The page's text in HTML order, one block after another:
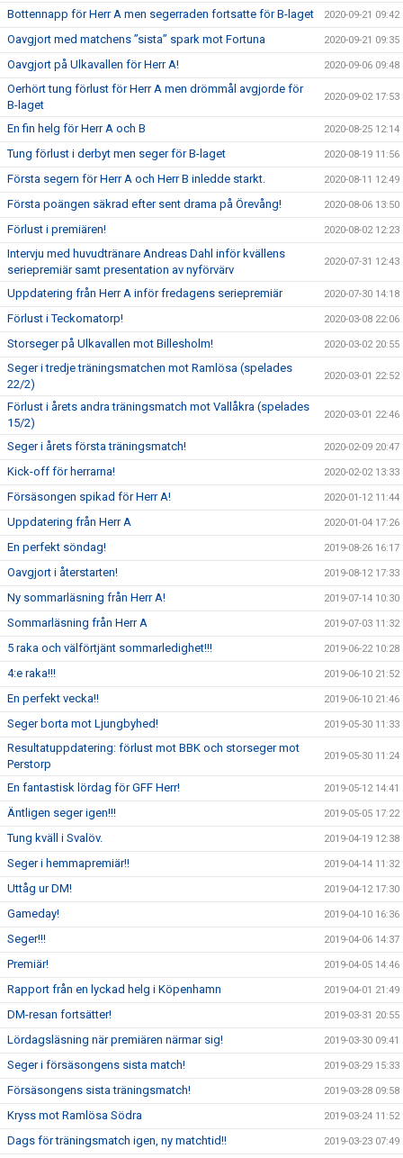
Bottennapp för Herr A men segerraden fortsatte för B-laget 2020-09-21 09:42
Oavgjort med matchens ”sista” spark mot Fortuna 2020-09-21 09:35
Oavgjort på Ulkavallen för Herr A! 2020-09-06 09:48
Oerhört tung förlust för Herr A men drömmål avgjorde för
B-laget
2020-09-02 17:53
En fin helg för Herr A och B 2020-08-25 12:14
Tung förlust i derbyt men seger för B-laget 2020-08-19 11:56
Första segern för Herr A och Herr B inledde starkt. 2020-08-11 12:49
Första poängen säkrad efter sent drama på Örevång! 2020-08-06 13:50
Förlust i premiären! 2020-08-02 12:23
Intervju med huvudtränare Andreas Dahl inför kvällens
seriepremiär samt presentation av nyförvärv
2020-07-31 12:43
Uppdatering från Herr A inför fredagens seriepremiär 2020-07-30 14:18
Förlust i Teckomatorp! 2020-03-08 22:06
Storseger på Ulkavallen mot Billesholm! 2020-03-02 20:55
Seger i tredje träningsmatchen mot Ramlösa (spelades
22/2)
2020-03-01 22:52
Förlust i årets andra träningsmatch mot Vallåkra (spelades
15/2)
2020-03-01 22:46
Seger i årets första träningsmatch! 2020-02-09 20:47
Kick-off för herrarna! 2020-02-02 13:33
Försäsongen spikad för Herr A! 2020-01-12 11:44
Uppdatering från Herr A 2020-01-04 17:26
En perfekt söndag! 2019-08-26 16:17
Oavgjort i återstarten! 2019-08-12 17:33
Ny sommarläsning från Herr A! 2019-07-14 10:30
Sommarläsning från Herr A 2019-07-03 11:32
5 raka och välförtjänt sommarledighet!!! 2019-06-22 10:28
4:e raka!!! 2019-06-10 21:52
En perfekt vecka!! 2019-06-10 21:46
Seger borta mot Ljungbyhed! 2019-05-30 11:33
Resultatuppdatering: förlust mot BBK och storseger mot
Perstorp
2019-05-30 11:24
En fantastisk lördag för GFF Herr! 2019-05-12 14:41
Äntligen seger igen!!! 2019-05-05 17:22
Tung kväll i Svalöv. 2019-04-19 12:38
Seger i hemmapremiär!! 2019-04-14 11:32
Uttåg ur DM! 2019-04-12 17:30
Gameday! 2019-04-10 16:36
Seger!!! 2019-04-06 14:37
Premiär! 2019-04-05 14:46
Rapport från en lyckad helg i Köpenhamn 2019-04-01 21:49
DM-resan fortsätter! 2019-03-31 20:55
Lördagsläsning när premiären närmar sig! 2019-03-30 09:41
Seger i försäsongens sista match! 2019-03-29 15:33
Försäsongens sista träningsmatch! 2019-03-28 09:58
Kryss mot Ramlösa Södra 2019-03-24 11:52
Dags för träningsmatch igen, ny matchtid!! 2019-03-23 07:49